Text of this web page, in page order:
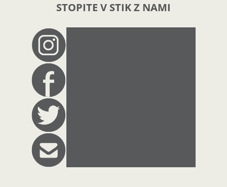
STOPITE V STIK Z NAMI